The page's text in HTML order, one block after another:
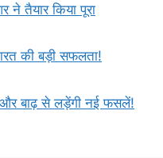
ने तैयार किया पूरा
की बड़ी सफलता!
बाढ़ से लड़ेंगी नई फसलें!